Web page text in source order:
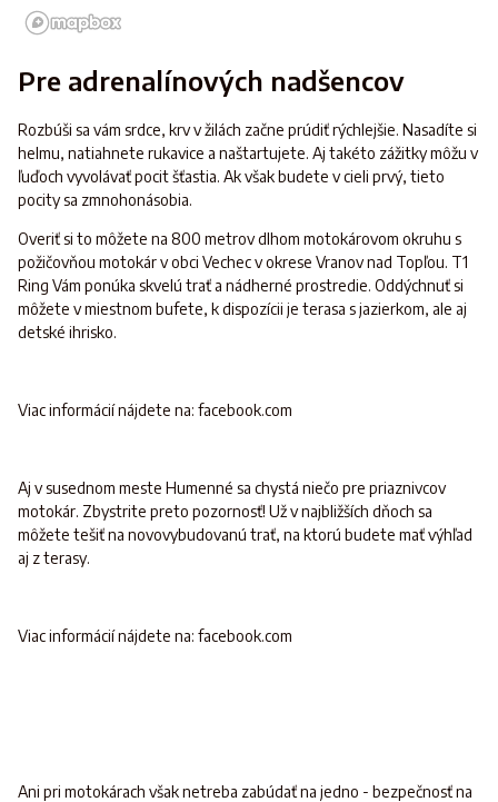
Pre adrenalínových nadšencov
Rozbúši sa vám srdce, krv v žilách začne prúdiť rýchlejšie. Nasadíte si
helmu, natiahnete rukavice a naštartujete. Aj takéto zážitky môžu v
ľuďoch vyvolávať pocit šťastia. Ak však budete v cieli prvý, tieto
pocity sa zmnohonásobia.
Overiť si to môžete na 800 metrov dlhom motokárovom okruhu s
požičovňou motokár v obci Vechec v okrese Vranov nad Topľou. T1
Ring Vám ponúka skvelú trať a nádherné prostredie. Oddýchnuť si
môžete v miestnom bufete, k dispozícii je terasa s jazierkom, ale aj
detské ihrisko.
Viac informácií nájdete na: facebook.com
Aj v susednom meste Humenné sa chystá niečo pre priaznivcov
motokár. Zbystrite preto pozornosť! Už v najbližších dňoch sa
môžete tešiť na novovybudovanú trať, na ktorú budete mať výhľad
aj z terasy.
Viac informácií nájdete na: facebook.com
Ani pri motokárach však netreba zabúdať na jedno - bezpečnosť na